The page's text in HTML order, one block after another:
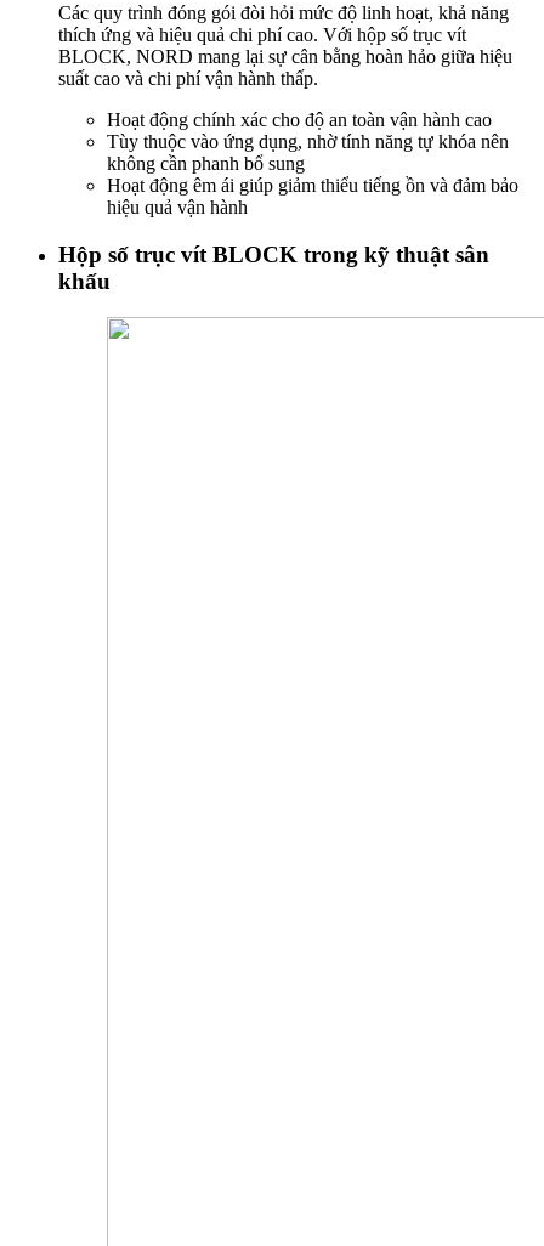
Các quy trình đóng gói đòi hỏi mức độ linh hoạt, khả năng
thích ứng và hiệu quả chi phí cao. Với hộp số trục vít
BLOCK, NORD mang lại sự cân bằng hoàn hảo giữa hiệu
suất cao và chi phí vận hành thấp.
Hoạt động chính xác cho độ an toàn vận hành cao
Tùy thuộc vào ứng dụng, nhờ tính năng tự khóa nên
không cần phanh bổ sung
Hoạt động êm ái giúp giảm thiểu tiếng ồn và đảm bảo
hiệu quả vận hành
Hộp số trục vít BLOCK trong kỹ thuật sân
khấu